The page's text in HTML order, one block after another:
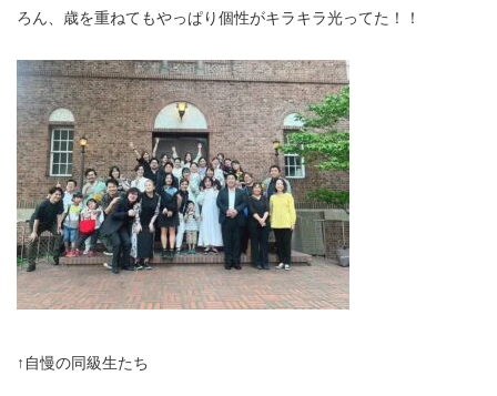
ろん、歳を重ねてもやっぱり個性がキラキラ光ってた！！
↑自慢の同級生たち